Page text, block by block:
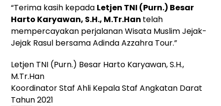
“Terima kasih kepada Letjen TNI (Purn.) Besar
Harto Karyawan, S.H., M.Tr.Han telah
mempercayakan perjalanan Wisata Muslim Jejak-
Jejak Rasul bersama Adinda Azzahra Tour.”
Letjen TNI (Purn.) Besar Harto Karyawan, S.H.,
M.Tr.Han
Koordinator Staf Ahli Kepala Staf Angkatan Darat
Tahun 2021